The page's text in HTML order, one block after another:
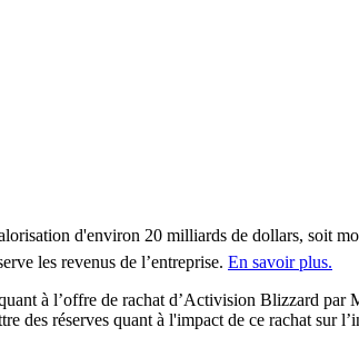
d'environ 20 milliards de dollars, soit
les revenus de l’entreprise. En savoir plus.
à l’offre de rachat d’Activision Blizzard par
des réserves quant à l'impact de ce rachat sur